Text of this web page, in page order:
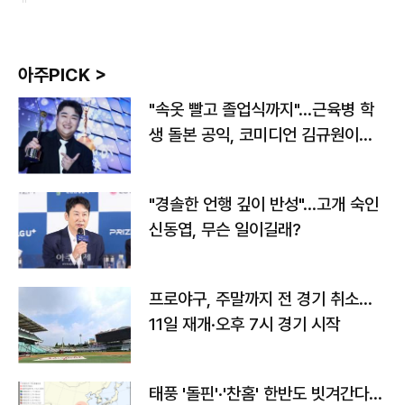
아주PICK >
"속옷 빨고 졸업식까지"…근육병 학
생 돌본 공익, 코미디언 김규원이었
"경솔한 언행 깊이 반성"…고개 숙인
신동엽, 무슨 일이길래?
프로야구, 주말까지 전 경기 취소…
11일 재개·오후 7시 경기 시작
태풍 '돌핀'·'찬홈' 한반도 빗겨간다…